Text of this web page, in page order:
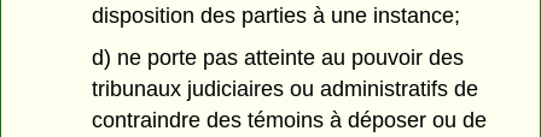
disposition des parties à une instance;
d) ne porte pas atteinte au pouvoir des
tribunaux judiciaires ou administratifs de
contraindre des témoins à déposer ou de